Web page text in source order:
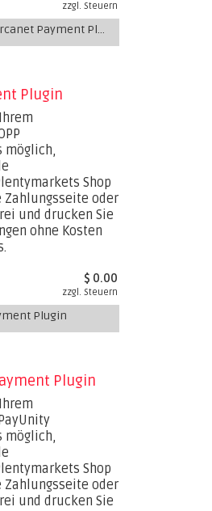
zzgl. Steuern
Plentymarkets BNP Paribas Mercanet Payment Plugin
Plugin
möglich,
Shop
Zahlungsseite oder
und drucken Sie
ohne Kosten
$ 0.00
zzgl. Steuern
Plugin
Plugin
möglich,
Shop
Zahlungsseite oder
und drucken Sie